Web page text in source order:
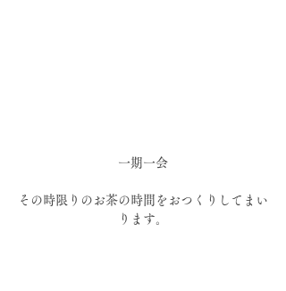
一期一会
その時限りのお茶の時間をおつくりしてまい
ります。